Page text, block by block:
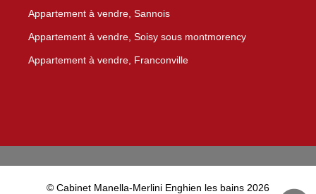
Appartement à vendre, Sannois
Appartement à vendre, Soisy sous montmorency
Appartement à vendre, Franconville
© Cabinet Manella-Merlini Enghien les bains 2026